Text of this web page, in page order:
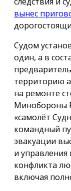
вынес
Судом
один, а в
территорию
на ремонте
Минобороны
«самолёт
командный
эвакуации
и
конфликта
включая